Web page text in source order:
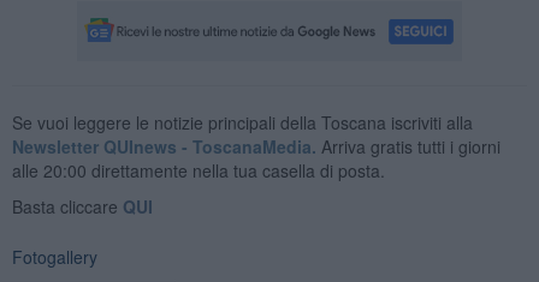
Se vuoi leggere le notizie principali della Toscana iscriviti alla
Newsletter QUInews - ToscanaMedia. Arriva gratis tutti i giorni
alle 20:00 direttamente nella tua casella di posta.
Basta cliccare QUI
Fotogallery